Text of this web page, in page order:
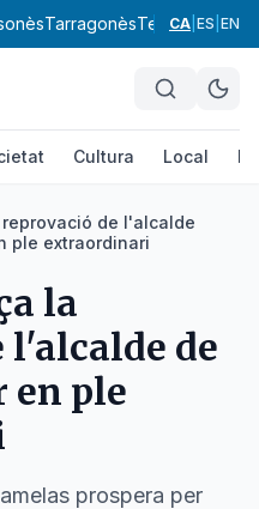
TarragonèsTerra Alta Urgell
CA ES EN
Cultura Local
de l'alcalde
ple extraordinari
la
l'alcalde de
en ple
prospera per